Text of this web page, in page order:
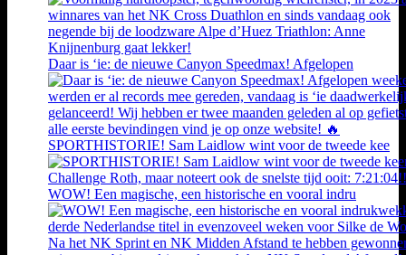
Daar is ‘ie: de nieuwe Canyon Speedmax! Afgelopen
SPORTHISTORIE! Sam Laidlow wint voor de tweede kee
WOW! Een magische, een historische en vooral indru